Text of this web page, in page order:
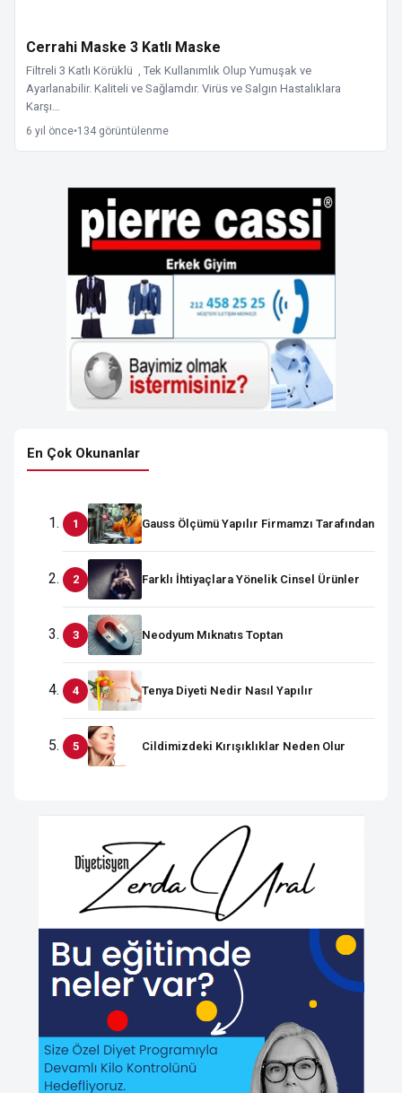
Cerrahi Maske 3 Katlı Maske
Filtreli 3 Katlı Körüklü , Tek Kullanımlık Olup Yumuşak ve
Ayarlanabilir. Kaliteli ve Sağlamdır. Virüs ve Salgın Hastalıklara
Karşı…
6 yıl önce•134 görüntülenme
En Çok Okunanlar
Gauss Ölçümü Yapılır Firmamzı Tarafından
Farklı İhtiyaçlara Yönelik Cinsel Ürünler
Neodyum Mıknatıs Toptan
Tenya Diyeti Nedir Nasıl Yapılır
Cildimizdeki Kırışıklıklar Neden Olur